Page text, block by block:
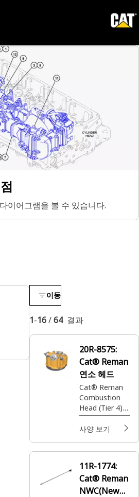
이어그램을 볼 수 있습니다.
이동
1-16/64 결과
20R-8575:
Cat® Reman
연소 헤드
Cat® Reman
Combustion
Head (Tier 4)
(24 Volt) (2
Stage)
사양 보기
11R-1774:
Cat® Reman
NWC(New